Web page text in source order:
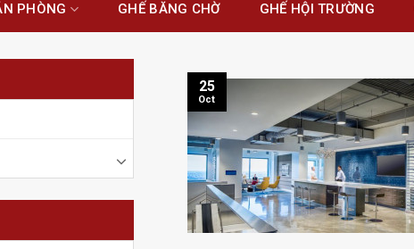
PHÒNG GHẾ BĂNG CHỜ GHẾ HỘI TRƯỜNG
25
Oct